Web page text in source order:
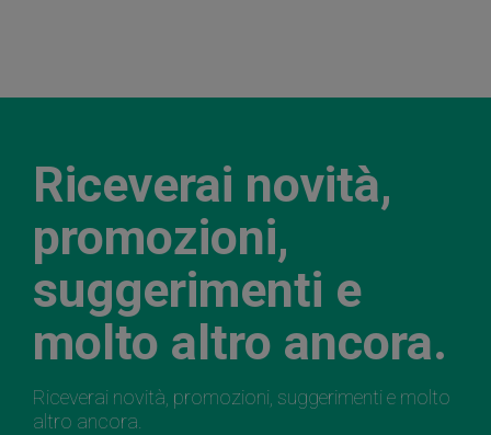
Riceverai novità,
promozioni,
suggerimenti e
molto altro ancora.
Riceverai novità, promozioni, suggerimenti e molto
altro ancora.